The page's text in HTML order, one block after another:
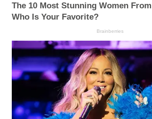
The 10 Most Stunning Women
Who Is Your Favorite?
Brainberries